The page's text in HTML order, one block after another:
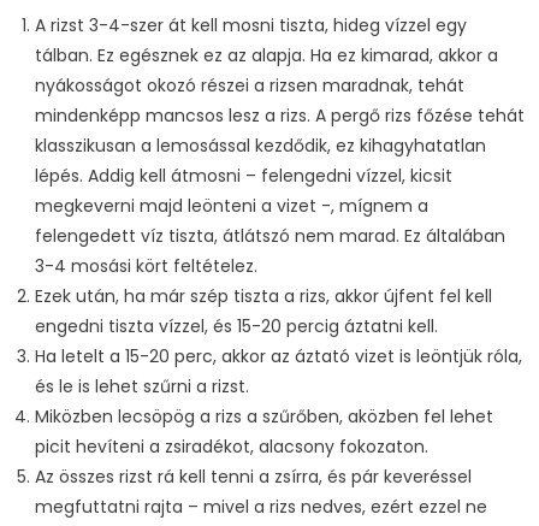
A rizst 3-4-szer át kell mosni tiszta, hideg vízzel egy
tálban. Ez egésznek ez az alapja. Ha ez kimarad, akkor a
nyákosságot okozó részei a rizsen maradnak, tehát
mindenképp mancsos lesz a rizs. A pergő rizs főzése tehát
klasszikusan a lemosással kezdődik, ez kihagyhatatlan
lépés. Addig kell átmosni – felengedni vízzel, kicsit
megkeverni majd leönteni a vizet -, mígnem a
felengedett víz tiszta, átlátszó nem marad. Ez általában
3-4 mosási kört feltételez.
Ezek után, ha már szép tiszta a rizs, akkor újfent fel kell
engedni tiszta vízzel, és 15-20 percig áztatni kell.
Ha letelt a 15-20 perc, akkor az áztató vizet is leöntjük róla,
és le is lehet szűrni a rizst.
Miközben lecsöpög a rizs a szűrőben, aközben fel lehet
picit hevíteni a zsiradékot, alacsony fokozaton.
Az összes rizst rá kell tenni a zsírra, és pár keveréssel
megfuttatni rajta – mivel a rizs nedves, ezért ezzel ne